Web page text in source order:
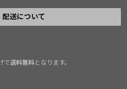
配送について
で送料無料となります。